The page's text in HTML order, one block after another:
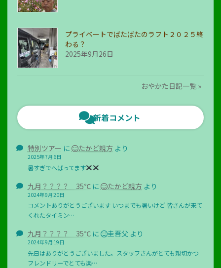
プライベートでばたばたのラフト２０２５終
わる？
2025年9月26日
おやかた日記一覧 »
新着コメント
特別ツアー に たかど親方より
2025年7月6日
暑すぎでへばってます
九月？？？？ 35℃に たかど親方より
2024年9月20日
コメントありがとうございます いつまでも暑いけど 皆さんが来て
くれたタイミン…
九月？？？？ 35℃に 圭吾父 より
2024年9月19日
先日はありがとうございました。スタッフさんがとても親切かつ
フレンドリーでとても楽…